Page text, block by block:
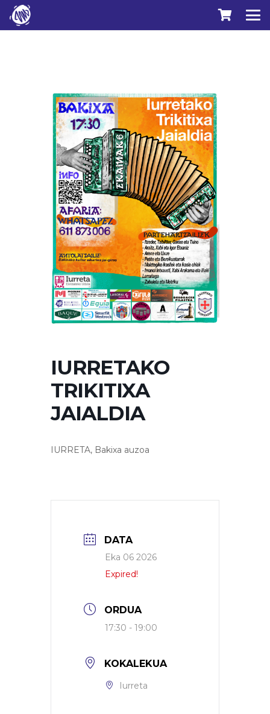
IURRETAKO
TRIKITIXA
JAIALDIA
IURRETA, Bakixa auzoa
DATA
Eka 06 2026
Expired!
ORDUA
17:30 - 19:00
KOKALEKUA
Iurreta